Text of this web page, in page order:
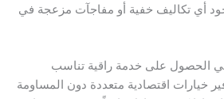
أي تكاليف خفية أو مفاجآت مزعجة في
في الحصول على خدمة راقية تناسب
خيارات اقتصادية متعددة دون المساومة